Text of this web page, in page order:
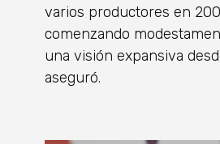
varios productores en
comenzando
una visión expansiva
aseguró.